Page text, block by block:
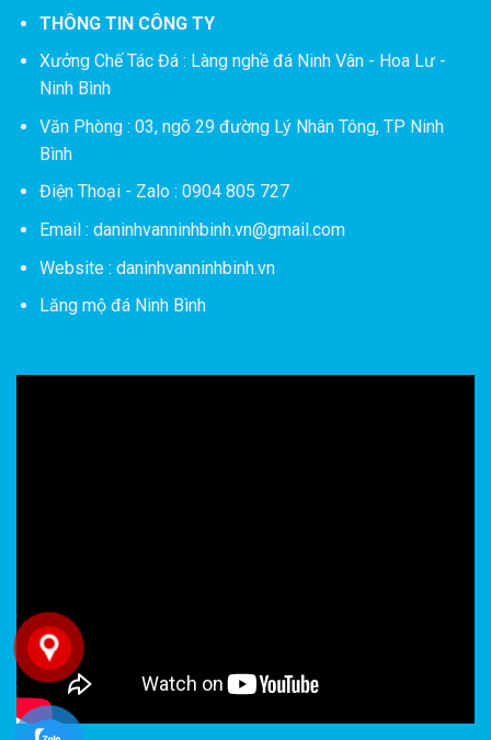
THÔNG TIN CÔNG TY
Xưởng Chế Tác Đá : Làng nghề đá Ninh Vân - Hoa Lư -
Ninh Bình
Văn Phòng : 03, ngõ 29 đường Lý Nhân Tông, TP Ninh
Bình
Điện Thoại - Zalo : 0904 805 727
Email : daninhvanninhbinh.vn@gmail.com
Website : daninhvanninhbinh.vn
Lăng mộ đá Ninh Bình